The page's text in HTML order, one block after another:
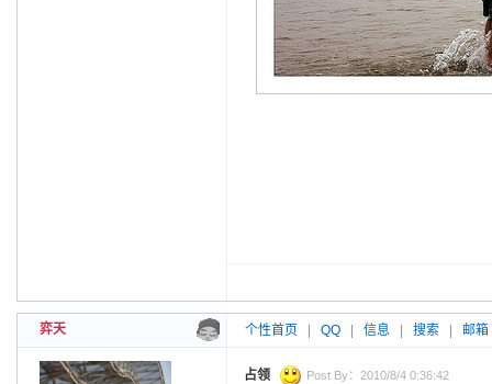
弈天 个性首页 QQ 信息 搜索 邮箱
占领 Post By：2010/8/4 0:36:42